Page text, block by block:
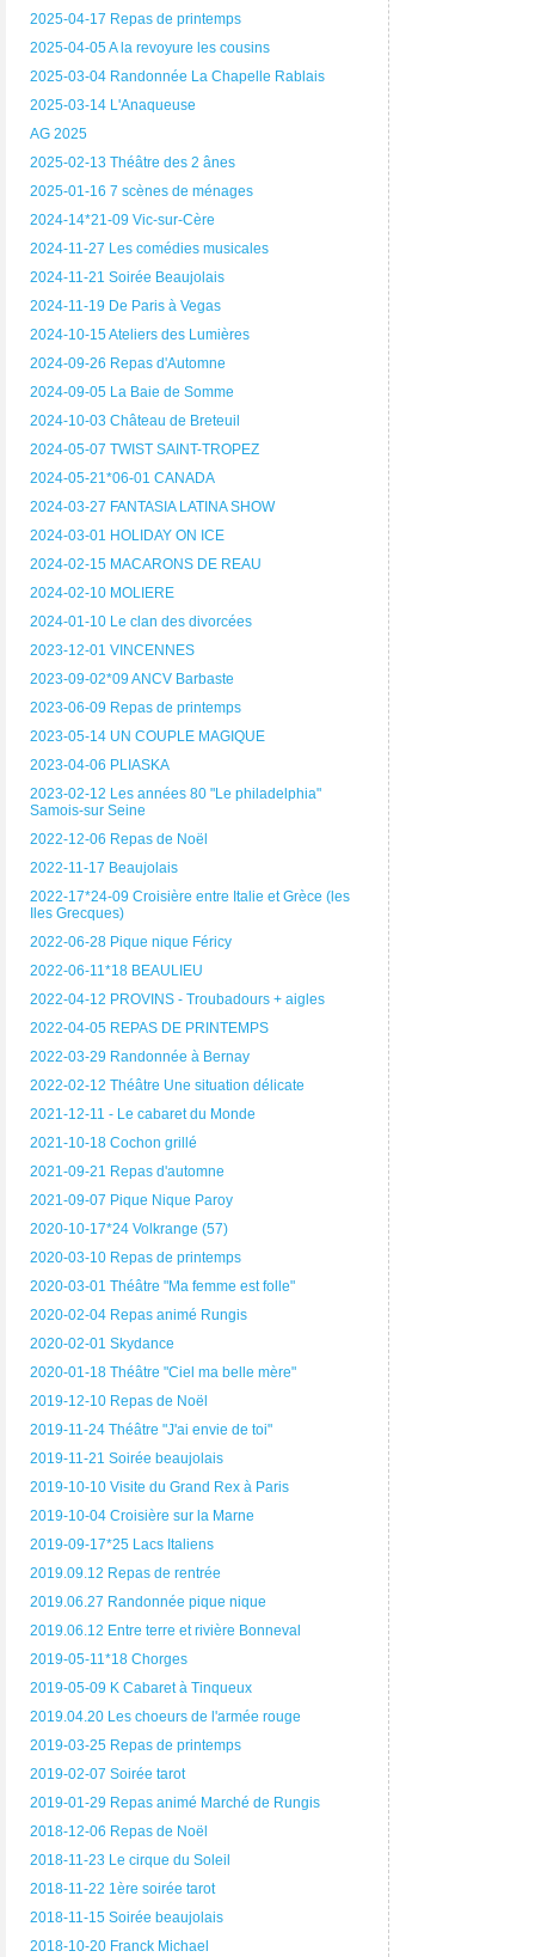
2025-04-17 Repas de printemps
2025-04-05 A la revoyure les cousins
2025-03-04 Randonnée La Chapelle Rablais
2025-03-14 L'Anaqueuse
AG 2025
2025-02-13 Théâtre des 2 ânes
2025-01-16 7 scènes de ménages
2024-14*21-09 Vic-sur-Cère
2024-11-27 Les comédies musicales
2024-11-21 Soirée Beaujolais
2024-11-19 De Paris à Vegas
2024-10-15 Ateliers des Lumières
2024-09-26 Repas d'Automne
2024-09-05 La Baie de Somme
2024-10-03 Château de Breteuil
2024-05-07 TWIST SAINT-TROPEZ
2024-05-21*06-01 CANADA
2024-03-27 FANTASIA LATINA SHOW
2024-03-01 HOLIDAY ON ICE
2024-02-15 MACARONS DE REAU
2024-02-10 MOLIERE
2024-01-10 Le clan des divorcées
2023-12-01 VINCENNES
2023-09-02*09 ANCV Barbaste
2023-06-09 Repas de printemps
2023-05-14 UN COUPLE MAGIQUE
2023-04-06 PLIASKA
2023-02-12 Les années 80 "Le philadelphia"
Samois-sur Seine
2022-12-06 Repas de Noël
2022-11-17 Beaujolais
2022-17*24-09 Croisière entre Italie et Grèce (les
Iles Grecques)
2022-06-28 Pique nique Féricy
2022-06-11*18 BEAULIEU
2022-04-12 PROVINS - Troubadours + aigles
2022-04-05 REPAS DE PRINTEMPS
2022-03-29 Randonnée à Bernay
2022-02-12 Théâtre Une situation délicate
2021-12-11 - Le cabaret du Monde
2021-10-18 Cochon grillé
2021-09-21 Repas d'automne
2021-09-07 Pique Nique Paroy
2020-10-17*24 Volkrange (57)
2020-03-10 Repas de printemps
2020-03-01 Théâtre "Ma femme est folle"
2020-02-04 Repas animé Rungis
2020-02-01 Skydance
2020-01-18 Théâtre "Ciel ma belle mère"
2019-12-10 Repas de Noël
2019-11-24 Théâtre "J'ai envie de toi"
2019-11-21 Soirée beaujolais
2019-10-10 Visite du Grand Rex à Paris
2019-10-04 Croisière sur la Marne
2019-09-17*25 Lacs Italiens
2019.09.12 Repas de rentrée
2019.06.27 Randonnée pique nique
2019.06.12 Entre terre et rivière Bonneval
2019-05-11*18 Chorges
2019-05-09 K Cabaret à Tinqueux
2019.04.20 Les choeurs de l'armée rouge
2019-03-25 Repas de printemps
2019-02-07 Soirée tarot
2019-01-29 Repas animé Marché de Rungis
2018-12-06 Repas de Noël
2018-11-23 Le cirque du Soleil
2018-11-22 1ère soirée tarot
2018-11-15 Soirée beaujolais
2018-10-20 Franck Michael